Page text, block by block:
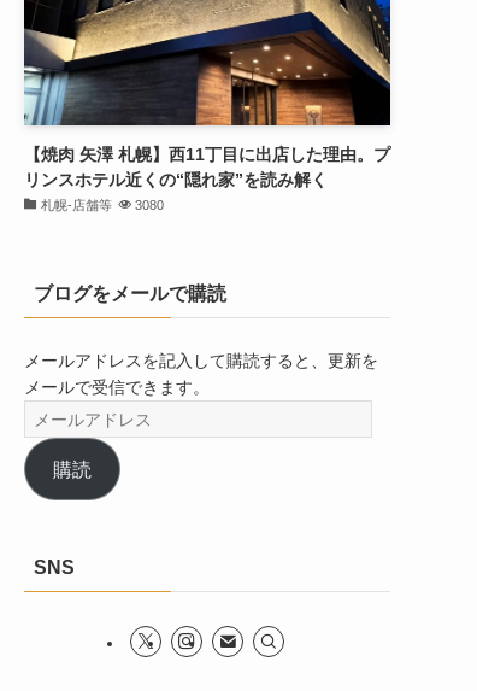
【焼肉 矢澤 札幌】西11丁目に出店した理由。プ
リンスホテル近くの“隠れ家”を読み解く
札幌-店舗等 3080
ブログをメールで購読
メールアドレスを記入して購読すると、更新を
メールで受信できます。
ー
ル
ア
ス
購読
SNS